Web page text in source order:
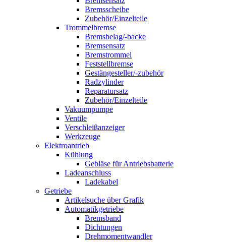
Bremsscheibe
Zubehör/Einzelteile
Trommelbremse
Bremsbelag/-backe
Bremsensatz
Bremstrommel
Feststellbremse
Gestängesteller/-zubehör
Radzylinder
Reparatursatz
Zubehör/Einzelteile
Vakuumpumpe
Ventile
Verschleißanzeiger
Werkzeuge
Elektroantrieb
Kühlung
Gebläse für Antriebsbatterie
Ladeanschluss
Ladekabel
Getriebe
Artikelsuche über Grafik
Automatikgetriebe
Bremsband
Dichtungen
Drehmomentwandler